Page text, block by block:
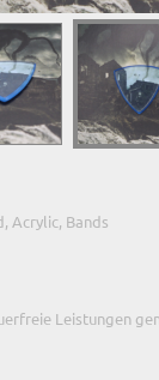
Acrylic, Bands
Leistungen